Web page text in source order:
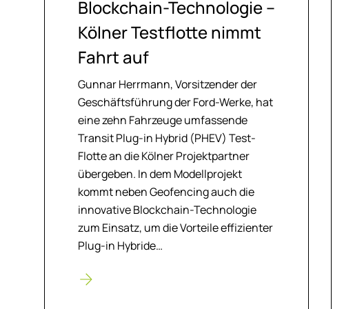
Block­chain-Tech­no­lo­gie –
Köl­ner Test­flot­te nimmt
Fahrt auf
Gunnar Herrmann, Vorsitzender der
Geschäftsführung der Ford-Werke, hat
eine zehn Fahrzeuge umfassende
Transit Plug-in Hybrid (PHEV) Test-
Flotte an die Kölner Projektpartner
übergeben. In dem Modellprojekt
kommt neben Geofencing auch die
innovative Blockchain-Technologie
zum Einsatz, um die Vorteile effizienter
Plug-in Hybride…